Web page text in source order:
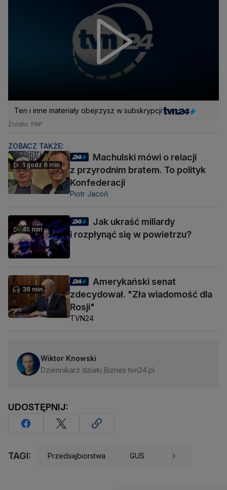
Ten i inne materiały obejrzysz w subskrypcji
Źródło: PAP
ZOBACZ TAKŻE:
1 godz 6 min
Machulski mówi o relacji
z przyrodnim bratem. To polityk
Konfederacji
Piotr Jacoń
45 min
Jak ukraść miliardy
i rozpłynąć się w powietrzu?
38 min
Amerykański senat
zdecydował. "Zła wiadomość dla
Rosji"
TVN24
Wiktor Knowski
Dziennikarz działu Biznes tvn24.pl
UDOSTĘPNIJ:
TAGI: Przedsiębiorstwa GUS